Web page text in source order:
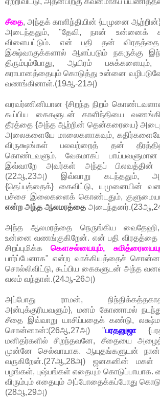
சீதை, அந்தக் காளிந்தியின் {யமுனை ஆற்றின்}
அடைந்ததும், "தேவி, நான் உன்னைக்
விளையட்டும். என் பதி தன் விரதத்தை
இக்ஷ்வாகுக்களால் ஆளப்படும் நகருக்கு
திரும்பும்போது, ஆயிரம்
சுராபானத்தையும் கொடுத்து உன்னை
வணங்கினாள்.(19ஆ-21அ)
வரவர்ணினியான {சிறந்த நிறம்
கூப்பிய கைகளுடன் காளிந்தியை
தீரத்தை {அந்த ஆற்றின் தென்கரையை}
அலைகளையே மாலைகளாகவும், கதிர்களையே
விருக்ஷங்கள் பலவற்றைத் தன்
கொண்டவளும், வேகமாகப்
இவ்வாறே அவர்கள் அந்தப் பிலவத்தின்
(22ஆ,23அ) இவ்வாறு கடந்ததும்,
{தெப்பத்தைக்} கைவிட்டு, யமுனையின்
பச்சை இலைகளைக் கொண்டதும்,
என்ற அந்த ஆலமரத்தை
அந்த ஆலமரத்தை நெருங்கிய வைதேஹி,
உன்னை வணங்குகிறேன். என் பதி விரதத்தை
சிறப்புமிக்ககௌசல்யையும்,
பார்ப்பேனாக" என்ற வாக்கியத்தைச்
சொல்லிவிட்டு, கூப்பிய கைகளுடன் அந்த
வலம் வந்தாள்.(24ஆ-26அ)
அப்போது ராமன்,
அன்புக்குரியவளும்}, மனம் கோணாமல்
சீதை இவ்வாறு யாசிப்பதைக் கண்டு,
சொன்னான்:(26ஆ,27அ) "பரதனுஜா
மனிதர்களில் சிறந்தவனே, சீதையை
முன்னே செல்வாயாக. ஆயுதங்களுடன்
வருகிறேன்.(27ஆ,28அ) ஜனகனின் மகள்
பழங்கள், புஷ்பங்கள் எதையும்
விரும்பும் எதையும் அப்போதைக்கப்போது
(28ஆ,29அ)